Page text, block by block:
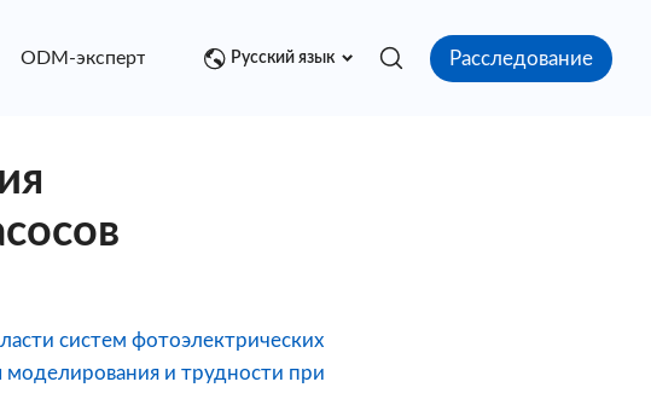
ODM-эксперт Медиа центр Контакт
Русский язык Расследование
систем фотоэлектрических
моделирования и трудности при